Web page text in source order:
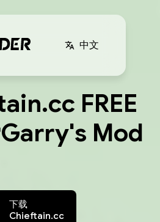
中文
FREE
Mod
下载
Chieftain.cc